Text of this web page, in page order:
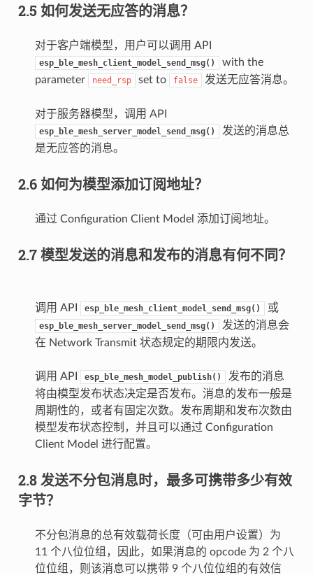
2.5 如何发送无应答的消息？
对于客户端模型，用户可以调用 API
esp_ble_mesh_client_model_send_msg()
with the
parameter
need_rsp set to false 发送无应答消息。
对于服务器模型，调用 API
esp_ble_mesh_server_model_send_msg()
发送的消息总
是无应答的消息。
2.6 如何为模型添加订阅地址？
通过 Configuration Client Model 添加订阅地址。
2.7 模型发送的消息和发布的消息有何不同？
调用 API esp_ble_mesh_client_model_send_msg() 或
esp_ble_mesh_server_model_send_msg()
发送的消息会
在 Network Transmit 状态规定的期限内发送。
调用 API esp_ble_mesh_model_publish()
发布的消息
将由模型发布状态决定是否发布。消息的发布一般是
周期性的，或者有固定次数。发布周期和发布次数由
模型发布状态控制，并且可以通过 Configuration
Client Model 进行配置。
2.8 发送不分包消息时，最多可携带多少有效
字节？
不分包消息的总有效载荷长度（可由用户设置）为
11 个八位位组，因此，如果消息的 opcode 为 2 个八
位位组，则该消息可以携带 9 个八位位组的有效信